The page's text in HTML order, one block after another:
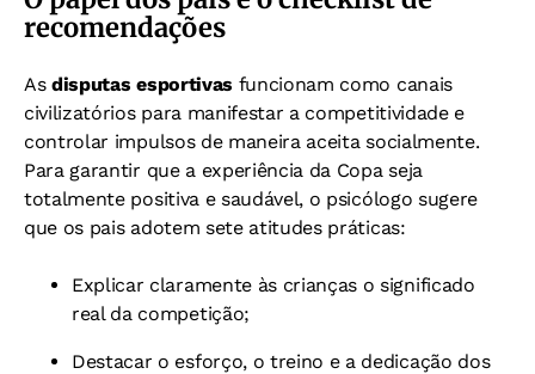
recomendações
Asdisputas esportivas funcionam como canais
civilizatórios para manifestar a competitividade e
controlar impulsos de maneira aceita socialmente.
Para garantir que a experiência da Copa seja
totalmente positiva e saudável, o psicólogo sugere
que os pais adotem sete atitudes práticas:
Explicar claramente às crianças o significado
real da competição;
Destacar o esforço, o treino e a dedicação dos